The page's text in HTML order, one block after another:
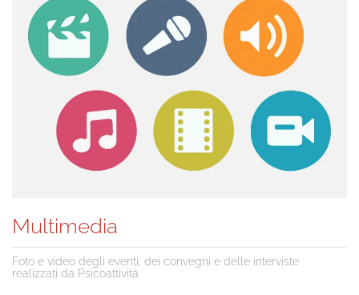
Multimedia
Foto e video degli eventi, dei convegni e delle interviste
realizzati da Psicoattività